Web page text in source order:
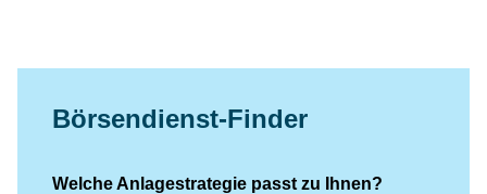
Börsendienst-Finder
Welche Anlagestrategie passt zu Ihnen?